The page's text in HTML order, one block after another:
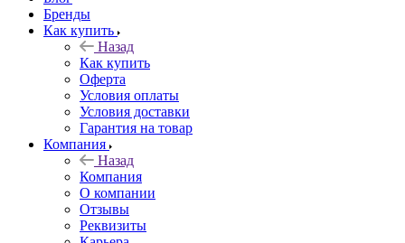
Бренды
Как купить
Назад
Как купить
Оферта
Условия оплаты
Условия доставки
Гарантия на товар
Компания
Назад
Компания
О компании
Отзывы
Реквизиты